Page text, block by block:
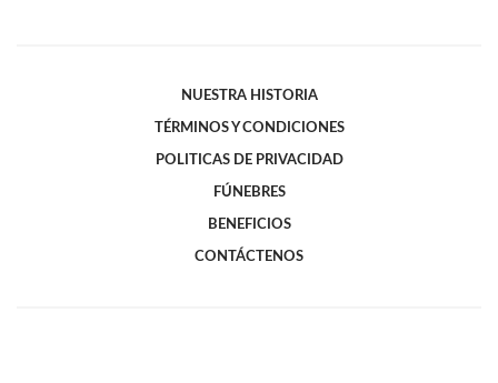
NUESTRA HISTORIA
TÉRMINOS Y CONDICIONES
POLITICAS DE PRIVACIDAD
FÚNEBRES
BENEFICIOS
CONTÁCTENOS